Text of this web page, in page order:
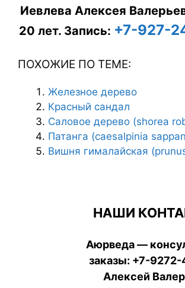
Иевлева Алексея
20 лет. Запись: +7-927-
ПОХОЖИЕ ПО ТЕМЕ:
Железное дерево
Красный сандал
Саловое дерево (shorea
Патанга (caesalpinia
Вишня гималайская
НАШИ
Аюрведа —
заказы: +7-
Алексей